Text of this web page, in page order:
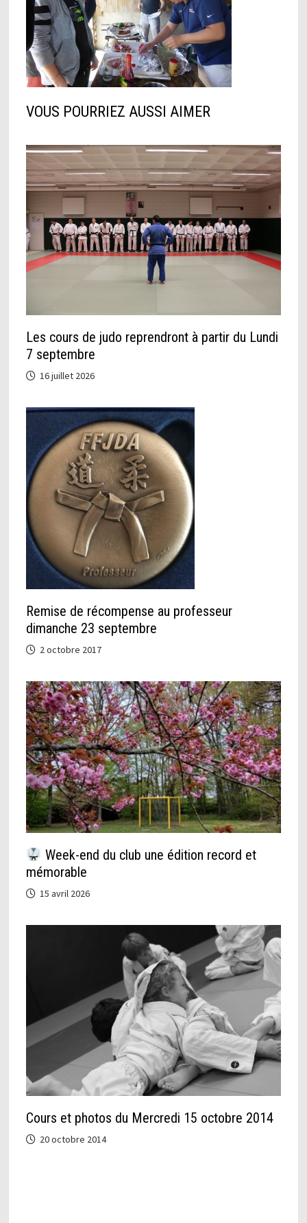
VOUS POURRIEZ AUSSI AIMER
Les cours de judo reprendront à partir du Lundi
7 septembre
16 juillet 2026
Remise de récompense au professeur
dimanche 23 septembre
2 octobre 2017
Week-end du club une édition record et
mémorable
15 avril 2026
Cours et photos du Mercredi 15 octobre 2014
20 octobre 2014